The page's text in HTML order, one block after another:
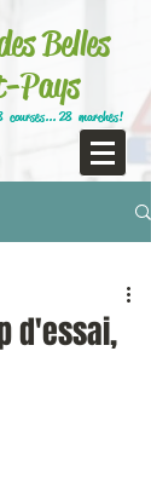
Belles
Pays
courses... 28 marches!
d'essai,